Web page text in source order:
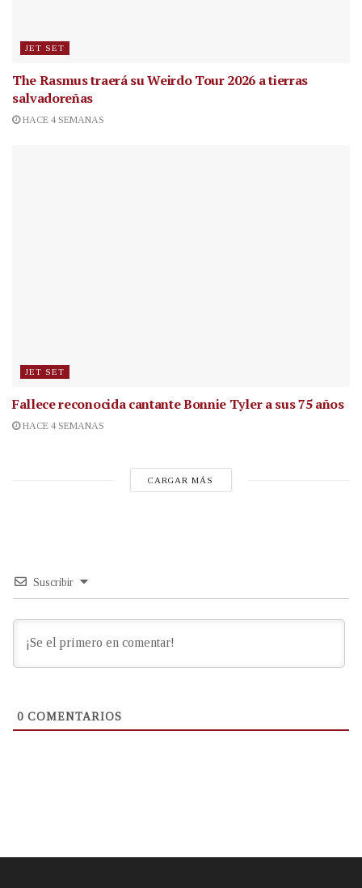
JET SET
The Rasmus traerá su Weirdo Tour 2026 a tierras
salvadoreñas
HACE 4 SEMANAS
JET SET
Fallece reconocida cantanteBonnie Tyler a sus 75 años
HACE 4 SEMANAS
CARGAR MÁS
Suscribir
0 COMENTARIOS